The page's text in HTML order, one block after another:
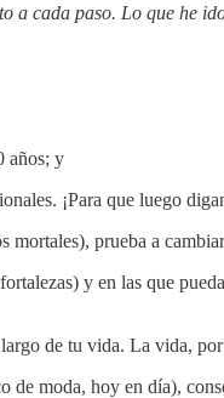
cada paso. Lo que he
años; y
¡Para que luego
prueba a
y en las que
de tu vida. La vida,
de moda, hoy en día),